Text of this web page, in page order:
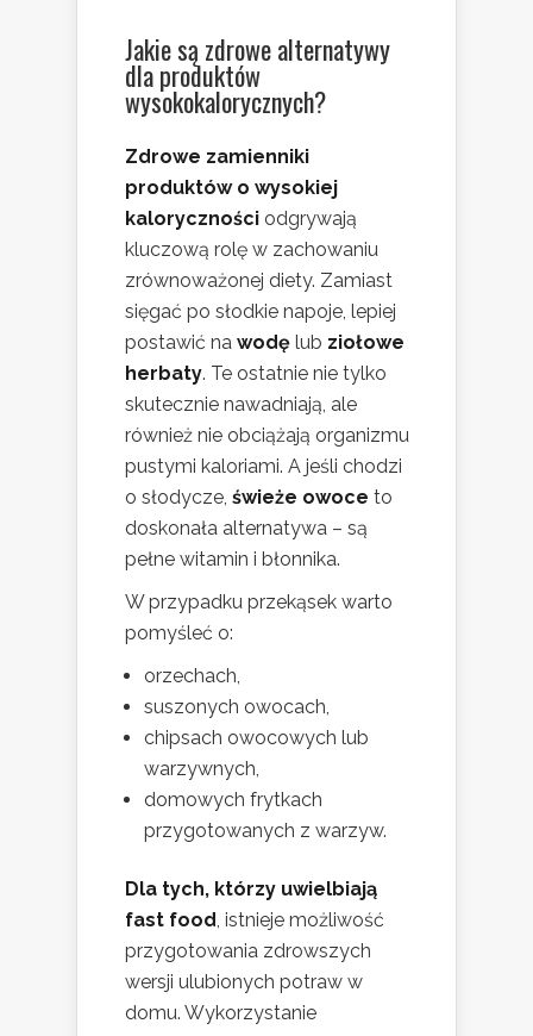
Jakie są zdrowe alternatywy
dla produktów
wysokokalorycznych?
Zdrowe zamienniki
produktów o wysokiej
kaloryczności odgrywają
kluczową rolę w zachowaniu
zrównoważonej diety. Zamiast
sięgać po słodkie napoje, lepiej
postawić na wodę lub ziołowe
herbaty. Te ostatnie nie tylko
skutecznie nawadniają, ale
również nie obciążają organizmu
pustymi kaloriami. A jeśli chodzi
o słodycze, świeże owoce to
doskonała alternatywa – są
pełne witamin i błonnika.
W przypadku przekąsek warto
pomyśleć o:
orzechach,
suszonych owocach,
chipsach owocowych lub
warzywnych,
domowych frytkach
przygotowanych z warzyw.
Dla tych, którzy uwielbiają
fast food, istnieje możliwość
przygotowania zdrowszych
wersji ulubionych potraw w
domu. Wykorzystanie